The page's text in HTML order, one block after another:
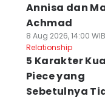
Annisa dan
Achmad
8 Aug 2026, 14:00 WIB
Relationship
5 Karakter
Piece yang
Sebetulnya